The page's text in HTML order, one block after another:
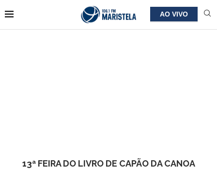
AO VIVO
13ª FEIRA DO LIVRO DE CAPÃO DA CANOA